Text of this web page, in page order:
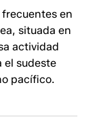
en
situada en
actividad
el sudeste
pacífico.